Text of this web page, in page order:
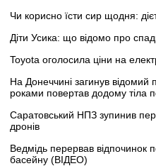
Чи корисно їсти сир щодня:
Діти Усика: що відомо про
Toyota оголосила ціни на
На Донеччині загинув
роками повертав додому тіла
Саратовський НПЗ зупинив
дронів
Ведмідь перервав відпочинок
басейну (ВІДЕО)